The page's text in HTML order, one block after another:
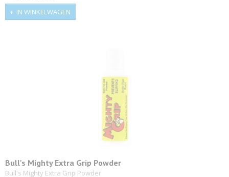
IN WINKELWAGEN
Bull's Mighty Extra Grip Powder
Bull's Mighty Extra Grip Powder